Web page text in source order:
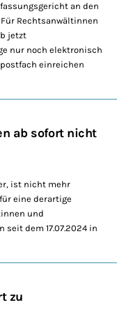
an den
Rechtsanwältinnen
jetzt
nur noch elektronisch
einreichen
ab sofort nicht
ist nicht mehr
eine derartige
und
seit dem 17.07.2024 in
zu